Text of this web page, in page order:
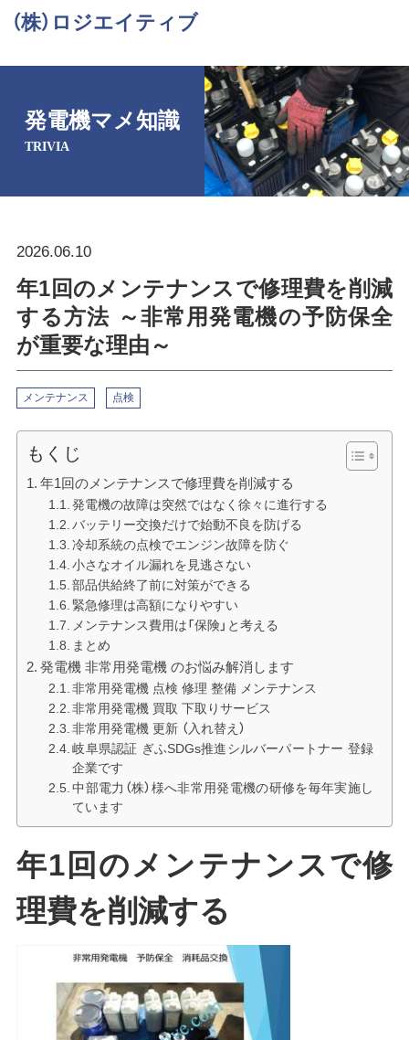
（株）ロジエイティブ
発電機マメ知識
TRIVIA
2026.06.10
年1回のメンテナンスで修理費を削減
する方法 ～非常用発電機の予防保全
が重要な理由～
メンテナンス 点検
もくじ
年1回のメンテナンスで修理費を削減する
発電機の故障は突然ではなく徐々に進行する
バッテリー交換だけで始動不良を防げる
冷却系統の点検でエンジン故障を防ぐ
小さなオイル漏れを見逃さない
部品供給終了前に対策ができる
緊急修理は高額になりやすい
メンテナンス費用は「保険」と考える
まとめ
発電機 非常用発電機 のお悩み解消します
非常用発電機 点検 修理 整備 メンテナンス
非常用発電機 買取 下取りサービス
非常用発電機 更新 （入れ替え）
岐阜県認証 ぎふSDGs推進シルバーパートナー 登録
企業です
中部電力（株）様へ非常用発電機の研修を毎年実施し
ています
年1回のメンテナンスで修
理費を削減する